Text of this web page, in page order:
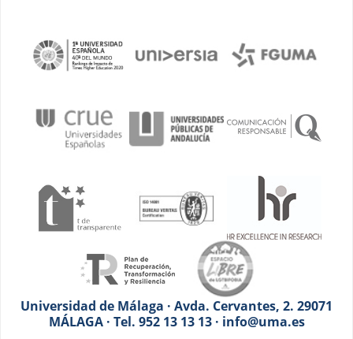
Universidad de Málaga · Avda. Cervantes, 2. 29071
MÁLAGA · Tel. 952 13 13 13 · info@uma.es